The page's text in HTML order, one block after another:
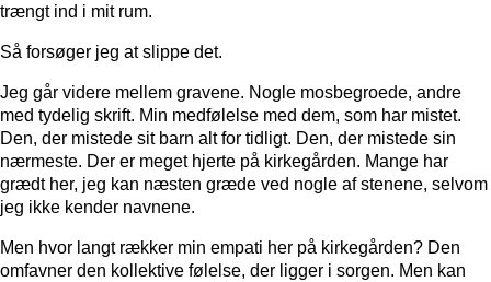
trængt ind i mit rum.
Så forsøger jeg at slippe det.
Jeg går videre mellem gravene. Nogle mosbegroede, andre
med tydelig skrift. Min medfølelse med dem, som har mistet.
Den, der mistede sit barn alt for tidligt. Den, der mistede sin
nærmeste. Der er meget hjerte på kirkegården. Mange har
grædt her, jeg kan næsten græde ved nogle af stenene, selvom
jeg ikke kender navnene.
Men hvor langt rækker min empati her på kirkegården? Den
omfavner den kollektive følelse, der ligger i sorgen. Men kan